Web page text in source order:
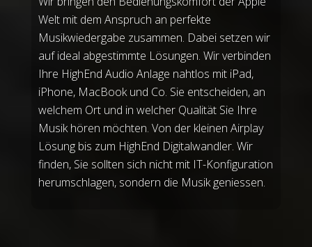
Welt mit dem Anspruch an perfekte
Musikwiedergabe zusammen. Dabei setzen wir
auf ideal abgestimmte Lösungen. Wir verbinden
Ihre HighEnd Audio Anlage nahtlos mit iPad,
iPhone, MacBook und Co. Sie entscheiden, an
welchem Ort und in welcher Qualität Sie Ihre
Musik hören möchten. Von der kleinen Airplay
Lösung bis zum HighEnd Digitalwandler. Wir
finden, Sie sollten sich nicht mit IT-Konfiguration
herumschlagen, sondern die Musik geniessen.